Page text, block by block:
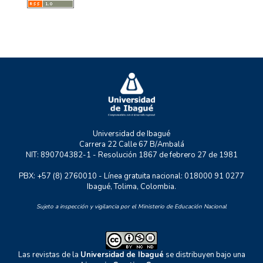
MYSCO
RASTRO URBANO
Universidad de Ibagué
Carrera 22 Calle 67 B/Ambalá
NIT: 890704382-1 - Resolución 1867 de febrero 27 de 1981
PBX: +57 (8) 2760010 - Línea gratuita nacional: 018000 91 0277
Ibagué, Tolima, Colombia.
Sujeto a inspección y vigilancia por el Ministerio de Educación Nacional
Las revistas de la Universidad de Ibagué se distribuyen bajo una